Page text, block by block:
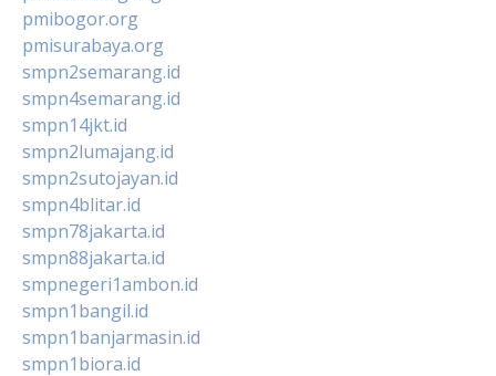
pmibogor.org
pmisurabaya.org
smpn2semarang.id
smpn4semarang.id
smpn14jkt.id
smpn2lumajang.id
smpn2sutojayan.id
smpn4blitar.id
smpn78jakarta.id
smpn88jakarta.id
smpnegeri1ambon.id
smpn1bangil.id
smpn1banjarmasin.id
smpn1biora.id